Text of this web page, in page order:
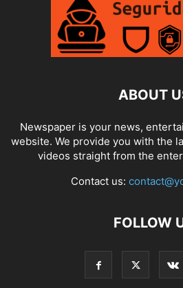
ABOUT
Newspaper is your news,
website. We provide you with the
videos straight from the
Contact us:
FOLLOW